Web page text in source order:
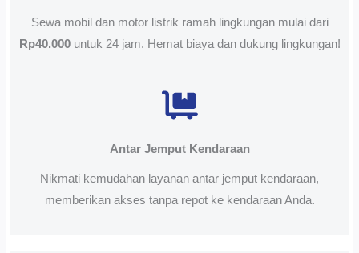
Sewa mobil dan motor listrik ramah lingkungan mulai dari
Rp40.000untuk 24 jam. Hemat biaya dan dukung lingkungan!
Antar Jemput Kendaraan
Nikmati kemudahan layanan antar jemput kendaraan,
memberikan akses tanpa repot ke kendaraan Anda.